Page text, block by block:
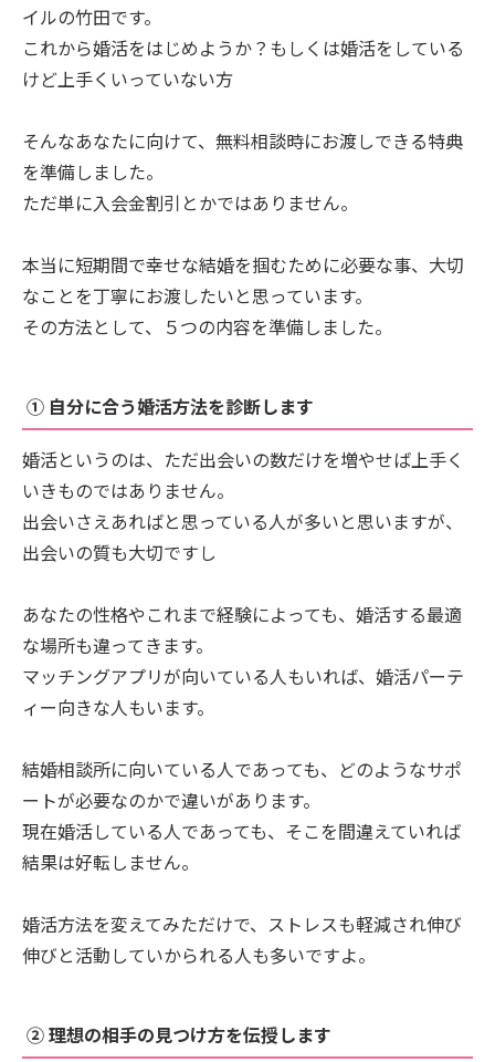
イルの竹田です。
これから婚活をはじめようか？もしくは婚活をしている
けど上手くいっていない方
そんなあなたに向けて、無料相談時にお渡しできる特典
を準備しました。
ただ単に入会金割引とかではありません。
本当に短期間で幸せな結婚を掴むために必要な事、大切
なことを丁寧にお渡したいと思っています。
その方法として、５つの内容を準備しました。
① 自分に合う婚活方法を診断します
婚活というのは、ただ出会いの数だけを増やせば上手く
いきものではありません。
出会いさえあればと思っている人が多いと思いますが、
出会いの質も大切ですし
あなたの性格やこれまで経験によっても、婚活する最適
な場所も違ってきます。
マッチングアプリが向いている人もいれば、婚活パーテ
ィー向きな人もいます。
結婚相談所に向いている人であっても、どのようなサポ
ートが必要なのかで違いがあります。
現在婚活している人であっても、そこを間違えていれば
結果は好転しません。
婚活方法を変えてみただけで、ストレスも軽減され伸び
伸びと活動していかられる人も多いですよ。
② 理想の相手の見つけ方を伝授します